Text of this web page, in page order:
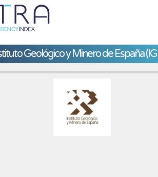
Geológico y Minero de España